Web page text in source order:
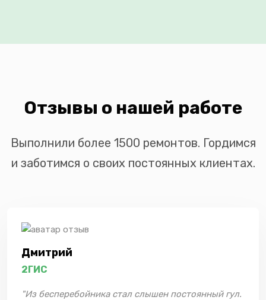
Отзывы о нашей работе
Выполнили более 1500 ремонтов. Гордимся
и заботимся о своих постоянных клиентах.
Дмитрий
2ГИС
"Из бесперебойника стал слышен постоянный гул.